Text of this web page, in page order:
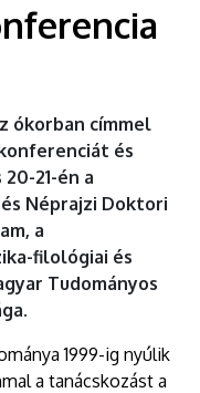
ókorban címmel
és
21-én a
Néprajzi Doktori
a
filológiai és
Tudományos
1999-ig nyúlik
a tanácskozást a